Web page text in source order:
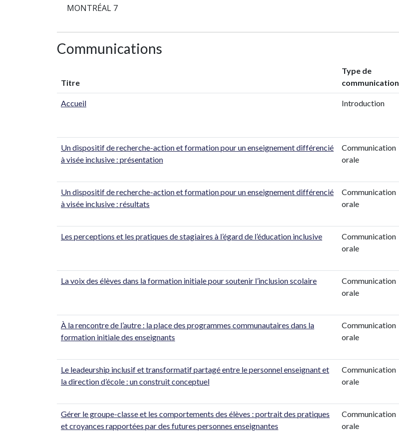
MONTRÉAL 7
Communications
Titre
Type de
communication
Accueil Introduction
Un dispositif de recherche-action et formation pour un enseignement différencié
à visée inclusive : présentation
Communication
orale
Un dispositif de recherche-action et formation pour un enseignement différencié
à visée inclusive : résultats
Communication
orale
Les perceptions et les pratiques de stagiaires à l’égard de l’éducation inclusive
Communication
orale
La voix des élèves dans la formation initiale pour soutenir l’inclusion scolaire
Communication
orale
À la rencontre de l’autre : la place des programmes communautaires dans la
formation initiale des enseignants
Communication
orale
Le leadeurship inclusif et transformatif partagé entre le personnel enseignant et
la direction d’école : un construit conceptuel
Communication
orale
Gérer le groupe-classe et les comportements des élèves : portrait des pratiques
et croyances rapportées par des futures personnes enseignantes
Communication
orale